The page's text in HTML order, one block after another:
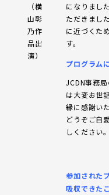
（横
山彰
乃作
品出
演）
になりまし
ただきまし
に近づくた
す。
プログラム
JCDN事務
は大変お世
縁に感謝い
どうぞご自
しください。
参加された
吸収できた